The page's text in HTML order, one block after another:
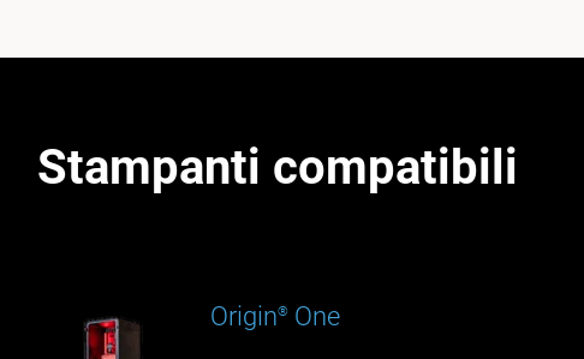
Stampanti compatibili
Origin® One